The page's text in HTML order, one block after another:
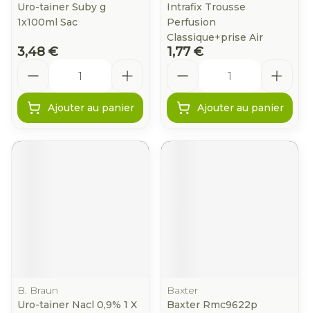
Uro-tainer Suby g
1x100ml Sac
3,48 €
Ajouter au panier
Intrafix Trousse
Perfusion
Classique+prise Air
1,77 €
Ajouter au panier
B. Braun
Uro-tainer Nacl 0,9% 1 X
Baxter
Baxter Rmc9622p